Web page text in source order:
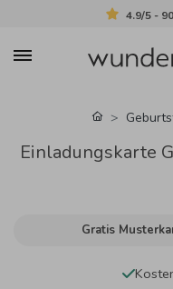
4.9/5 -
Einladungskarte
Gratis